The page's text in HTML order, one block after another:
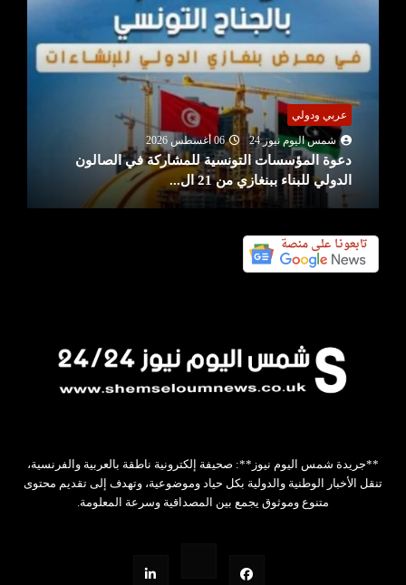
عربي ودولي
شمس اليوم نيوز 24
06 أغسطس 2026
دعوة المؤسسات التونسية للمشاركة في الصالون
الدولي للبناء ببنغازي من 21 ال...
**جريدة شمس اليوم نيوز**: صحيفة إلكترونية ناطقة بالعربية والفرنسية،
تنقل الأخبار الوطنية والدولية بكل حياد وموضوعية، وتهدف إلى تقديم محتوى
متنوع وموثوق يجمع بين المصداقية وسرعة المعلومة.